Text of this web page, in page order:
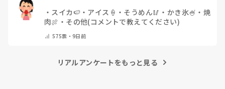
・ スイカ🍉 ・ アイス🍦 ・ そうめん🥢 ・ かき氷🍧 ・ 焼
肉🍖 ・ その他(コメントで教えてください)
575票・9日前
リアルアンケートをもっと見る